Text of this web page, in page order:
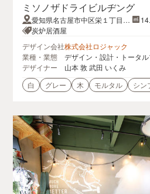
ミソノザドライビルヂング
愛知県名古屋市中区栄１丁目６
−７ラスター伏見
炭炉居酒屋
デザイン会社株式会社ロジャック
業種・業態
デザイン・設計・トータ
デザイナー
山本 敦 武田 いくみ
白
グレー 木 モルタル シン